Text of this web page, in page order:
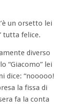
un orsetto lei
tutta felice.
diverso
“Giacomo” lei
dice: “nooooo!
la fissa di
fa la conta